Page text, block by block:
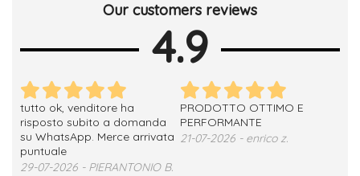
Our customers reviews
4.9
tutto ok, venditore ha
risposto subito a domanda
su WhatsApp. Merce arrivata
puntuale
29-07-2026 - PIERANTONIO B.
PRODOTTO OTTIMO E
PERFORMANTE
21-07-2026 - enrico z.